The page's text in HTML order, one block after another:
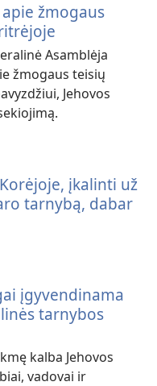
žmogaus
Asamblėja
žmogaus teisių
Jehovos
įkalinti už
tarnybą, dabar
įgyvendinama
tarnybos
kalba Jehovos
vadovai ir